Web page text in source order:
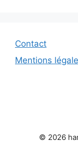
Contact
Mentions
© 2026